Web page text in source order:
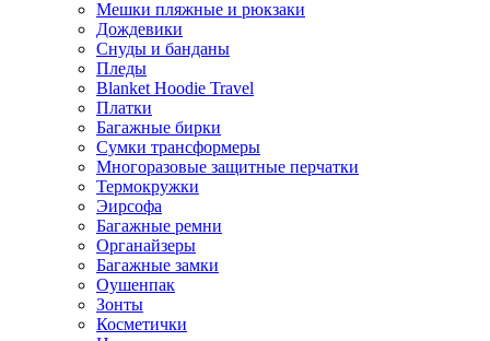
Мешки пляжные и рюкзаки
Дождевики
Снуды и банданы
Пледы
Blanket Hoodie Travel
Платки
Багажные бирки
Сумки трансформеры
Многоразовые защитные перчатки
Термокружки
Эирсофа
Багажные ремни
Органайзеры
Багажные замки
Оушенпак
Зонты
Косметички